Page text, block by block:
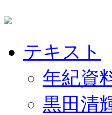
テキスト
年紀資
黒田清